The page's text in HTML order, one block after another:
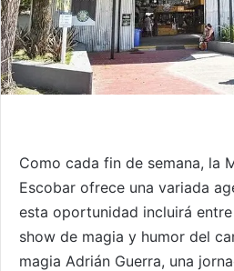
Como cada fin de semana, la
Escobar ofrece una variada
esta oportunidad incluirá
show de magia y humor del
magia Adrián Guerra, una